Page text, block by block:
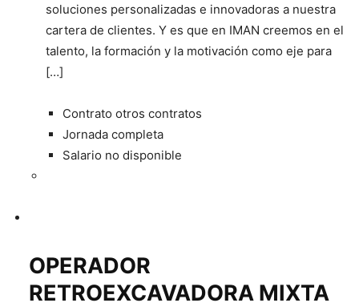
soluciones personalizadas e innovadoras a nuestra
cartera de clientes. Y es que en IMAN creemos en el
talento, la formación y la motivación como eje para
[…]
Contrato otros contratos
Jornada completa
Salario no disponible
OPERADOR
RETROEXCAVADORA MIXTA